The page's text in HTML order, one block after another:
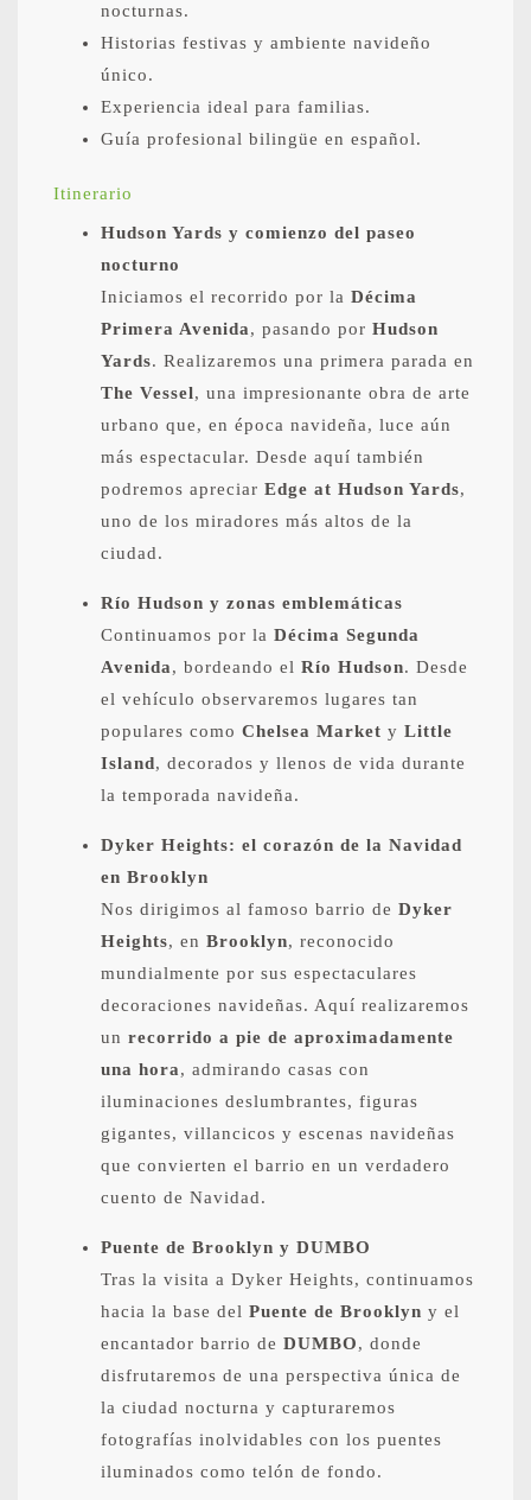
nocturnas.
Historias festivas y ambiente navideño
único.
Experiencia ideal para familias.
Guía profesional bilingüe en español.
Itinerario
Hudson Yards y comienzo del paseo
nocturno
Iniciamos el recorrido por la Décima
Primera Avenida, pasando por Hudson
Yards. Realizaremos una primera parada en
The Vessel, una impresionante obra de arte
urbano que, en época navideña, luce aún
más espectacular. Desde aquí también
podremos apreciar Edge at Hudson Yards,
uno de los miradores más altos de la
ciudad.
Río Hudson y zonas emblemáticas
Continuamos por la Décima Segunda
Avenida, bordeando el Río Hudson. Desde
el vehículo observaremos lugares tan
populares como Chelsea Market y Little
Island, decorados y llenos de vida durante
la temporada navideña.
Dyker Heights: el corazón de la Navidad
en Brooklyn
Nos dirigimos al famoso barrio de Dyker
Heights, en Brooklyn, reconocido
mundialmente por sus espectaculares
decoraciones navideñas. Aquí realizaremos
un recorrido a pie de aproximadamente
una hora, admirando casas con
iluminaciones deslumbrantes, figuras
gigantes, villancicos y escenas navideñas
que convierten el barrio en un verdadero
cuento de Navidad.
Puente de Brooklyn y DUMBO
Tras la visita a Dyker Heights, continuamos
hacia la base del Puente de Brooklyn y el
encantador barrio de DUMBO, donde
disfrutaremos de una perspectiva única de
la ciudad nocturna y capturaremos
fotografías inolvidables con los puentes
iluminados como telón de fondo.